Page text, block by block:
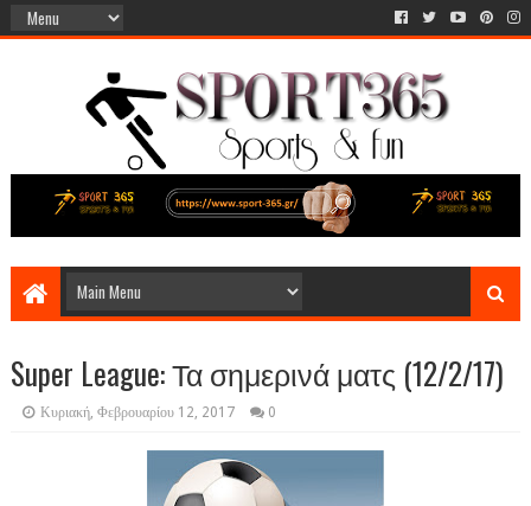
Super League: Τα σημερινά ματς (12/2/17)
Κυριακή, Φεβρουαρίου 12, 2017 0